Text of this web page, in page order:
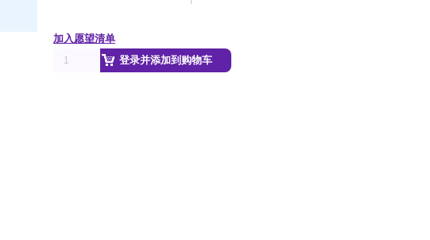
加入愿望清单
登录并添加到购物车